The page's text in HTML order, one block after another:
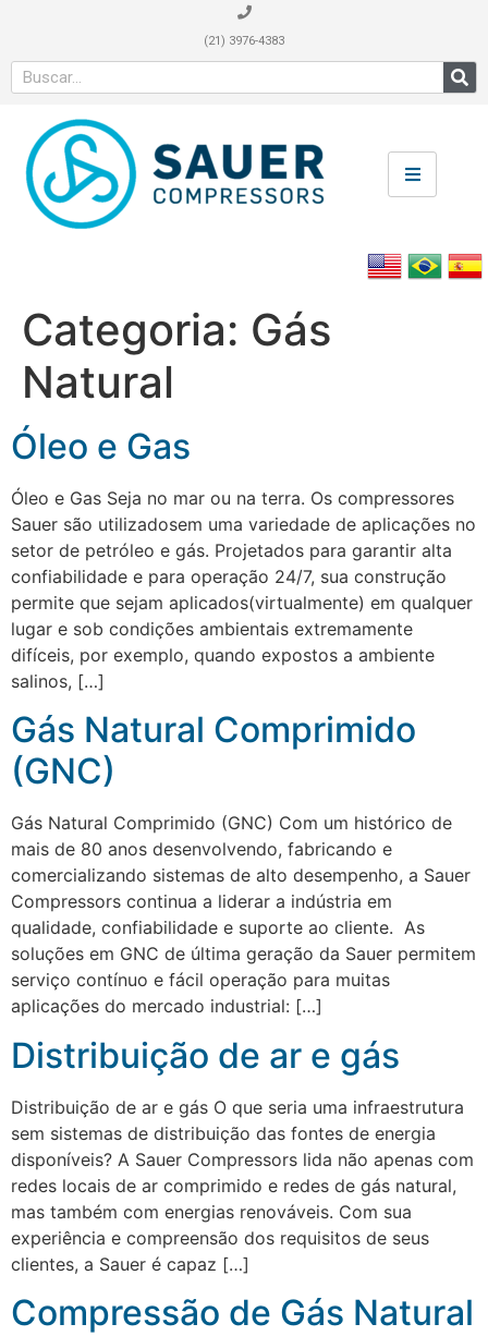
(21) 3976-4383
Categoria: Gás
Natural
Óleo e Gas
Óleo e Gas Seja no mar ou na terra. Os compressores
Sauer são utilizados​​em uma variedade de aplicações no
setor de petróleo e gás. Projetados para garantir alta
confiabilidade e para operação 24/7, sua construção
permite que sejam aplicados​​(virtualmente) em qualquer
lugar e sob condições ambientais extremamente
difíceis, por exemplo, quando expostos a ambiente
salinos, […]
Gás Natural Comprimido
(GNC)
Gás Natural Comprimido (GNC) Com um histórico de
mais de 80 anos desenvolvendo, fabricando e
comercializando sistemas de alto desempenho, a Sauer
Compressors continua a liderar a indústria em
qualidade, confiabilidade e suporte ao cliente. As
soluções em GNC de última geração da Sauer permitem
serviço contínuo e fácil operação para muitas
aplicações do mercado industrial: […]
Distribuição de ar e gás
Distribuição de ar e gás O que seria uma infraestrutura
sem sistemas de distribuição das fontes de energia
disponíveis? A Sauer Compressors lida não apenas com
redes locais de ar comprimido e redes de gás natural,
mas também com energias renováveis. Com sua
experiência e compreensão dos requisitos de seus
clientes, a Sauer é capaz […]
Compressão de Gás Natural